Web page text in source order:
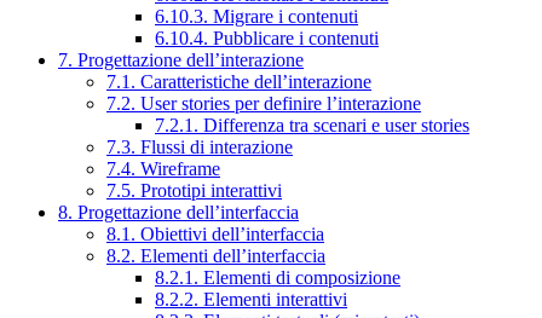
6.10.3. Migrare i contenuti
6.10.4. Pubblicare i contenuti
7. Progettazione dell’interazione
7.1. Caratteristiche dell’interazione
7.2. User stories per definire l’interazione
7.2.1. Differenza tra scenari e user stories
7.3. Flussi di interazione
7.4. Wireframe
7.5. Prototipi interattivi
8. Progettazione dell’interfaccia
8.1. Obiettivi dell’interfaccia
8.2. Elementi dell’interfaccia
8.2.1. Elementi di composizione
8.2.2. Elementi interattivi